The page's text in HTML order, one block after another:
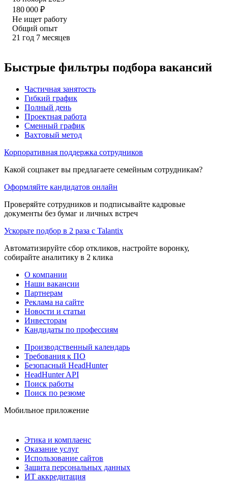
180 000 ₽
Не ищет работу
Общий опыт
21 год 7 месяцев
Быстрые фильтры подбора вакансий
Частичная занятость
Гибкий график
Полный день
Проектная работа
Сменный график
Вахтовый метод
Корпоративная поддержка сотрудников
Какой соцпакет вы предлагаете семейным сотрудникам?
Оформляйте кандидатов онлайн
Проверяйте сотрудников и подписывайте кадровые
документы без бумаг и личных встреч
Ускорьте подбор в 2 раза с Talantix
Автоматизируйте сбор откликов, настройте воронку,
собирайте аналитику в 2 клика
О компании
Наши вакансии
Партнерам
Реклама на сайте
Новости и статьи
Инвесторам
Кандидаты по профессиям
Производственный календарь
Требования к ПО
Безопасный HeadHunter
HeadHunter API
Поиск работы
Поиск по резюме
Мобильное приложение
Этика и комплаенс
Оказание услуг
Использование сайтов
Защита персональных данных
ИТ аккредитация